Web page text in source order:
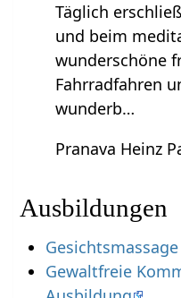
Täglich
und beim
wunderschöne
Fahrradfahren
wunderb…
Pranava Heinz
Ausbildungen
Gewaltfreie